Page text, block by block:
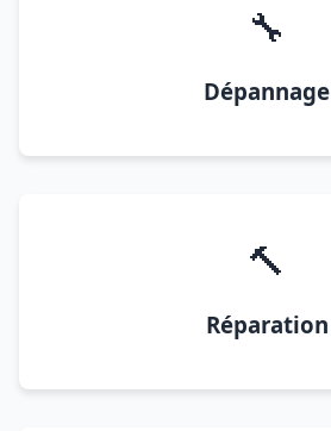
🔧
Dépannage
🔨
Réparation